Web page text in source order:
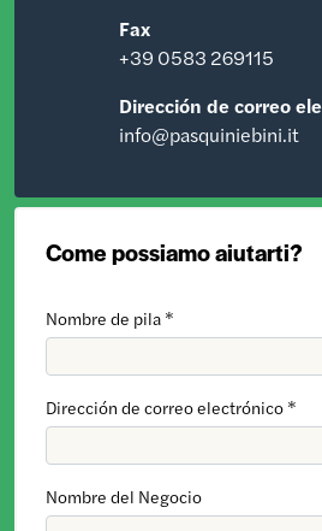
Fax
+39 0583 269115
Dirección de correo
info@pasquiniebini.it
Come possiamo aiutarti?
Nombre de pila *
Dirección de correo electrónico *
Nombre del Negocio